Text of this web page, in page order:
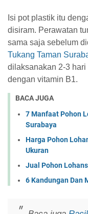
Isi pot plastik itu
disiram. Perawatan
sama saja sebelum
Tukang Taman
dilaksanakan 2-3
dengan vitamin B1.
BACA JUGA
7 Manfaat Pohon
Surabaya
Harga Pohon
Ukuran
Jual Pohon
6 Kandungan Dan